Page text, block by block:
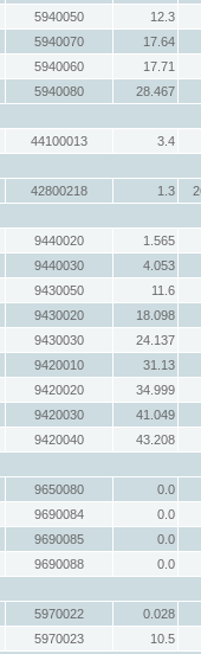
5940050
12.3
5940070
17.64
5940060
17.71
5940080
28.467
44100013
3.4
42800218 1.3
9440020
1.565
9440030
4.053
9430050
11.6
9430020
18.098
9430030
24.137
9420010
31.13
9420020
34.999
9420030
41.049
9420040
43.208
9650080
0.0
9690084
0.0
9690085
0.0
9690088
0.0
5970022
0.028
5970023
10.5